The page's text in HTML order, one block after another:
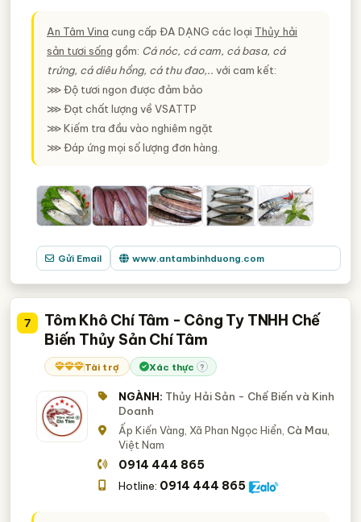
An Tâm Vina cung cấp ĐA DẠNG các loại Thủy hải
sản tươi sống gồm: Cá nóc, cá cam, cá basa, cá
trứng, cá diêu hồng, cá thu đao,.. với cam kết:
⋙ Độ tươi ngon được đảm bảo
⋙ Đạt chất lượng về VSATTP
⋙ Kiếm tra đầu vào nghiêm ngặt
⋙ Đáp ứng mọi số lượng đơn hàng.
Gửi Email www.antambinhduong.com
7
Tôm Khô Chí Tâm - Công Ty TNHH Chế
Biến Thủy Sản Chí Tâm
Tài trợ Xác thực ?
NGÀNH: Thủy Hải Sản - Chế Biến và Kinh
Doanh
Ấp Kiến Vàng, Xã Phan Ngọc Hiển, Cà Mau
Việt Nam
0914 444 865
Hotline: 0914 444 865